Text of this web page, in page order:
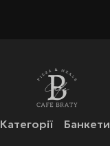
Категорії Банкети